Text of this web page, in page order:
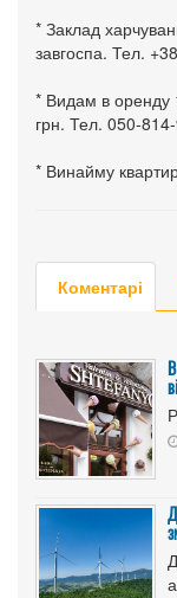
* Заклад
завгоспа. Тел.
* Видам в оренду
грн. Тел. 050-
* Винайму
Коментарі